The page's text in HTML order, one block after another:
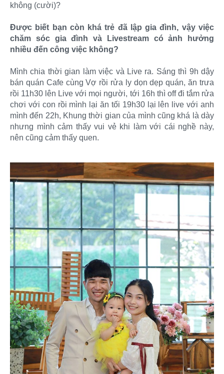
không (cười)?
Được biết bạn còn khá trẻ đã lập gia đình, vậy việc
chăm sóc gia đình và Livestream có ảnh hưởng
nhiều đến công việc không?
Mình chia thời gian làm việc và Live ra. Sáng thì 9h dậy
bán quán Cafe cùng Vợ rồi rửa ly dọn dẹp quán, ăn trưa
rồi 11h30 lên Live với mọi người, tới 16h thì off đi tắm rửa
chơi với con rồi mình lại ăn tối 19h30 lại lên live với anh
mình đến 22h, Khung thời gian của mình cũng khá là dày
nhưng mình cảm thấy vui vẻ khi làm với cái nghề này,
nên cũng cảm thấy quen.